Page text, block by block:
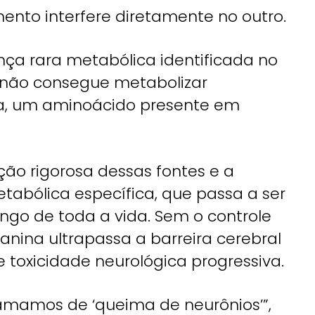
interfere diretamente no outro.
rara metabólica identificada no
consegue metabolizar
um aminoácido presente em
rigorosa dessas fontes e a
específica, que passa a ser
de toda a vida. Sem o controle
ultrapassa a barreira cerebral
neurológica progressiva.
de ‘queima de neurônios’”,